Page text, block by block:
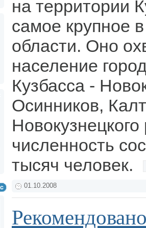
на территории
самое крупное
области. Оно
население
Кузбасса -
Осинников,
численность
тысяч человек.
01.10.2008